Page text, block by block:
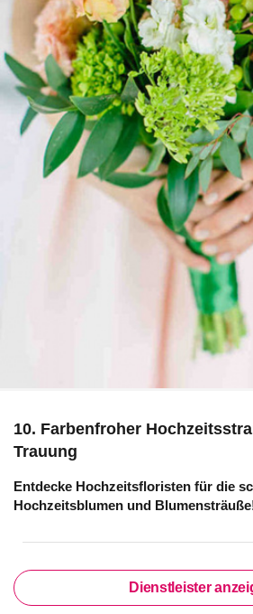
10. Farbenfroher
Trauung
Entdecke Hochzeitsfloristen für die
Hochzeitsblumen und
Dienstleister